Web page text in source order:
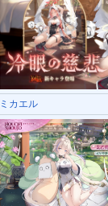
ミカエル